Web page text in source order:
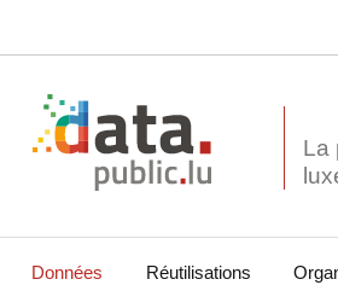
La
Données Réutilisations